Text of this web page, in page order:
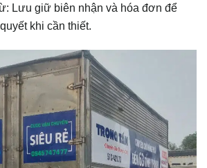
Lưu giữ biên nhận và hóa đơn để
khi cần thiết.